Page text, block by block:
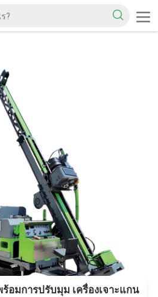
ร้อมการปรับมุม เครื่องเจาะแกน